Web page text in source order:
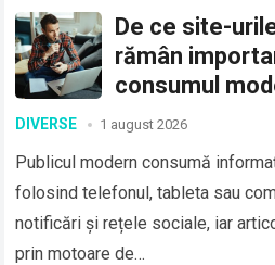
De ce site-
rămân
consumul
articole
DIVERSE 1 august 2026
Publicul modern consumă
folosind telefonul, tableta sau
notificări și rețele sociale, iar
prin motoare de…